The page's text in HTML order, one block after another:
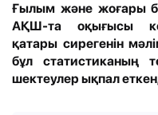
Ғылым және жоғары
АҚШ-та оқығысы
қатары сирегенін
бұл статистиканың
шектеулер ықпал